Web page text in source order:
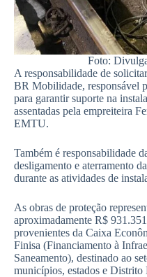
Foto:
A responsabilidade de
BR Mobilidade, responsável
para garantir suporte na
assentadas pela empreiteira
EMTU.
Também é responsabilidade
desligamento e aterramento
durante as atividades de
As obras de proteção
aproximadamente R$
provenientes da Caixa
Finisa (Financiamento à
Saneamento), destinado ao
municípios, estados e Distrito